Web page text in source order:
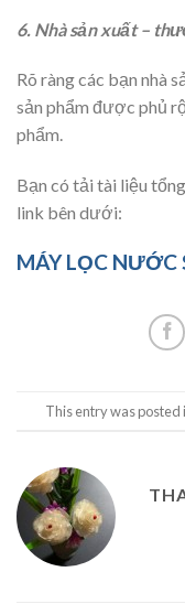
6. Nhà sản xuất –
Rõ ràng các bạn nhà
sản phẩm được phủ
phẩm.
Bạn có tải tài liệu
link bên dưới:
MÁY LỌC NƯỚC
This entry was posted